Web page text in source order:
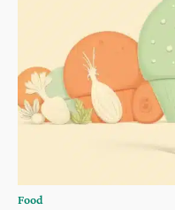
Food